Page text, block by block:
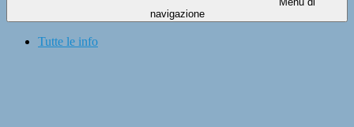
navigazione
Tutte le info